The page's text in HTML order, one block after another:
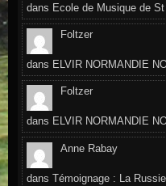
dans Ecole de Musique de
Foltzer
dans ELVIR NORMANDIE
Foltzer
dans ELVIR NORMANDIE
Anne Rabay
dansTémoignage : La